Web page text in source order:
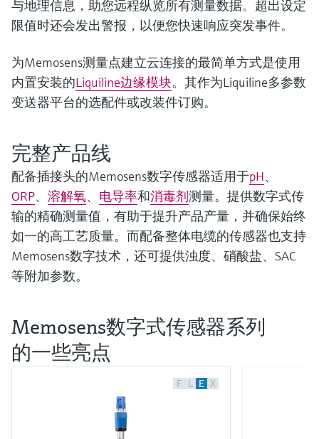
与地理信息，助您远程纵览所有测量数据。超出设定
限值时还会发出警报，以便您快速响应突发事件。
为Memosens测量点建立云连接的最简单方式是使用
内置安装的Liquiline边缘模块。其作为Liquiline多参数
变送器平台的选配件或改装件订购。
完整产品线
配备插接头的Memosens数字传感器适用于pH、
ORP、 溶解氧、 电导率和消毒剂测量。提供数字式传
输的精确测量值，有助于提升产品产量，并确保始终
如一的高工艺质量。而配备整体电缆的传感器也支持
Memosens数字技术，还可提供浊度、硝酸盐、SAC
等附加参数。
Memosens数字式传感器系列
的一些亮点
F L E X